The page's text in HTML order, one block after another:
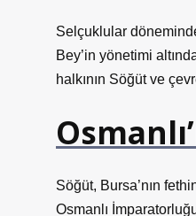
Selçuklular
Bey’in yönetimi
halkının Söğüt ve
Söğüt, Bursa’nın
Osmanlı